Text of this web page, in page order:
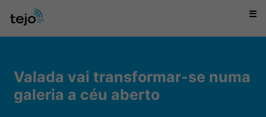
☰
Valada vai transformar-se numa
galeria a céu aberto